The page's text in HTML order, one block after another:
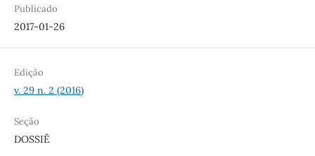
Publicado
2017-01-26
Edição
v. 29 n. 2 (2016)
Seção
DOSSIÊ